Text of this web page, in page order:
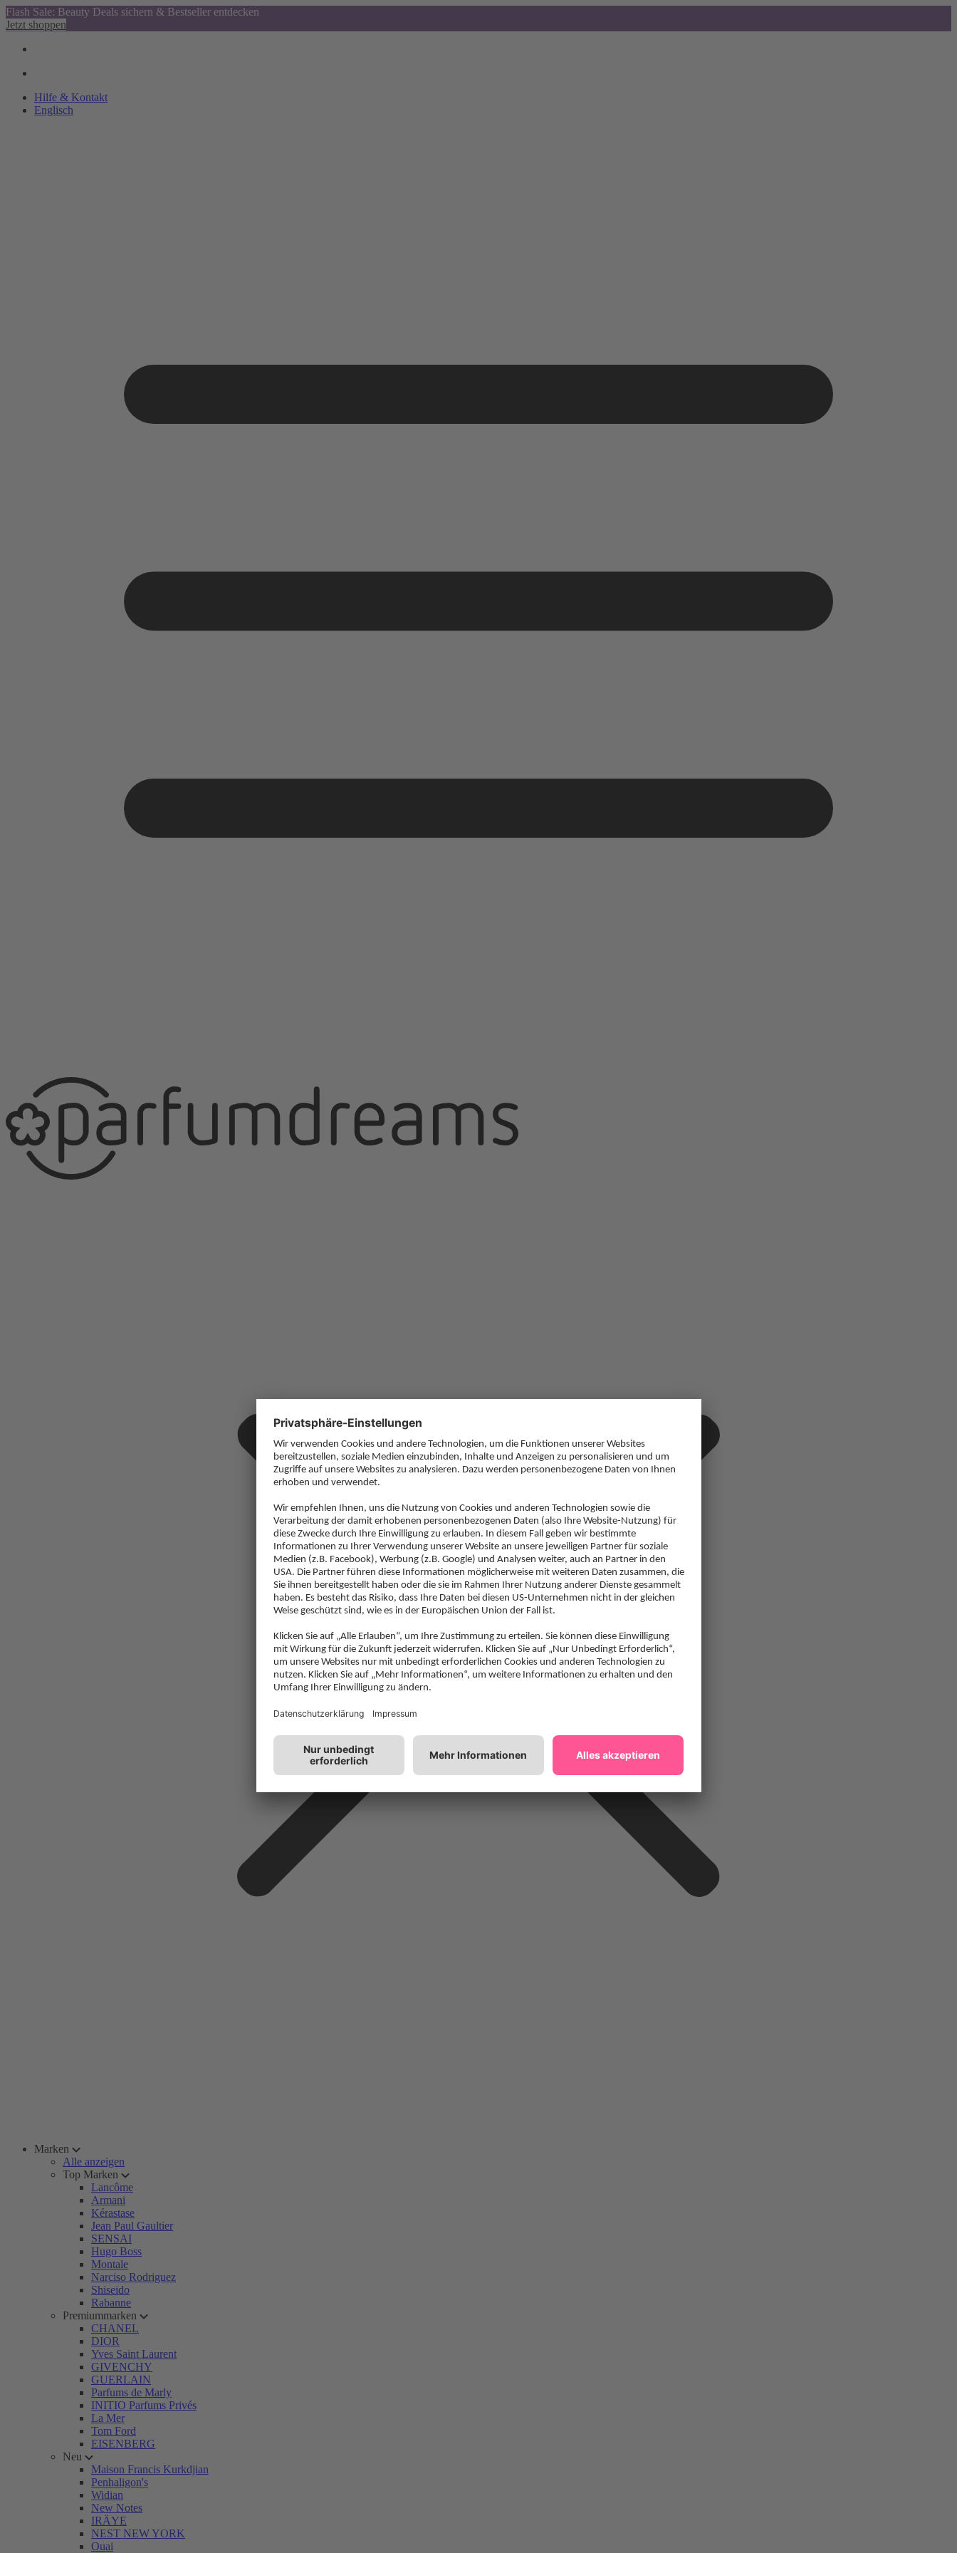
Flash Sale: Beauty Deals sichern & Bestseller entdecken
Jetzt shoppen
Hilfe & Kontakt
Englisch
Marken
Alle anzeigen
Top Marken
Lancôme
Armani
Kérastase
Jean Paul Gaultier
SENSAI
Hugo Boss
Montale
Narciso Rodriguez
Shiseido
Rabanne
Premiummarken
CHANEL
DIOR
Yves Saint Laurent
GIVENCHY
GUERLAIN
Parfums de Marly
INITIO Parfums Privés
La Mer
Tom Ford
EISENBERG
Neu
Maison Francis Kurkdjian
Penhaligon's
Widian
New Notes
IRÄYE
NEST NEW YORK
Ouai